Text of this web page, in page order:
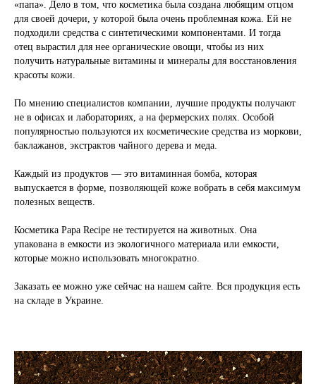
«папа». Дело в том, что косметика была создана любящим отцом
для своей дочери, у которой была очень проблемная кожа. Ей не
подходили средства с синтетическими компонентами. И тогда
отец вырастил для нее органические овощи, чтобы из них
получить натуральные витамины и минералы для восстановления
красоты кожи.
По мнению специалистов компании, лучшие продукты получают
не в офисах и лабораториях, а на фермерских полях. Особой
популярностью пользуются их косметические средства из моркови,
баклажанов, экстрактов чайного дерева и меда.
Каждый из продуктов — это витаминная бомба, которая
выпускается в форме, позволяющей коже вобрать в себя максимум
полезных веществ.
Косметика Papa Recipe не тестируется на животных. Она
упакована в емкости из экологичного материала или емкости,
которые можно использовать многократно.
Заказать ее можно уже сейчас на нашем сайте. Вся продукция есть
на складе в Украине.